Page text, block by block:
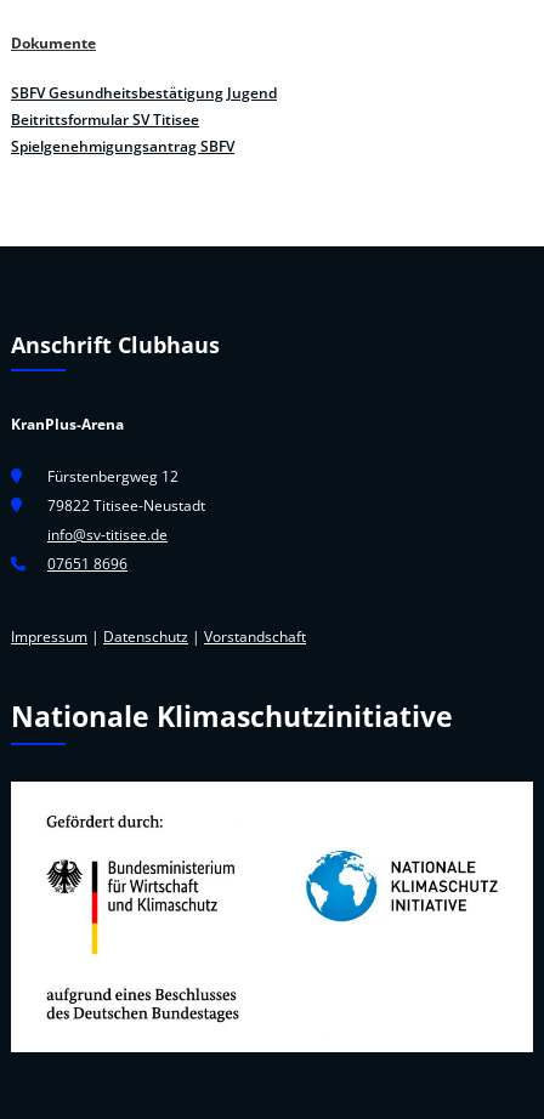
Dokumente
SBFV Gesundheitsbestätigung Jugend
Beitrittsformular SV Titisee
Spielgenehmigungsantrag SBFV
Anschrift Clubhaus
KranPlus-Arena
Fürstenbergweg 12
79822 Titisee-Neustadt
info@sv-titisee.de
07651 8696
Impressum | Datenschutz | Vorstandschaft
Nationale Klimaschutzinitiative